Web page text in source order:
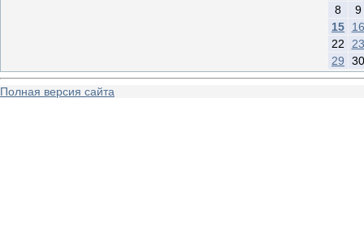
8
9
15
16
22
23
29
30
Полная версия сайта